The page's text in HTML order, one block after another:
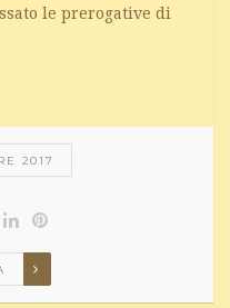
le prerogative di
2017